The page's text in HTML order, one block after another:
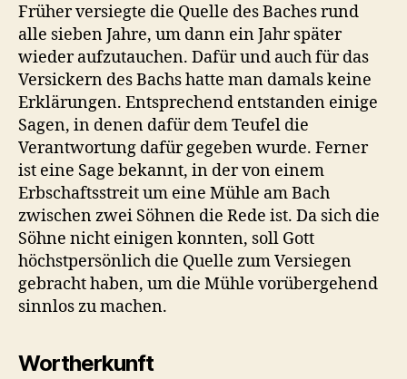
Früher versiegte die Quelle des Baches rund
alle sieben Jahre, um dann ein Jahr später
wieder aufzutauchen. Dafür und auch für das
Versickern des Bachs hatte man damals keine
Erklärungen. Entsprechend entstanden einige
Sagen, in denen dafür dem Teufel die
Verantwortung dafür gegeben wurde. Ferner
ist eine Sage bekannt, in der von einem
Erbschaftsstreit um eine Mühle am Bach
zwischen zwei Söhnen die Rede ist. Da sich die
Söhne nicht einigen konnten, soll Gott
höchstpersönlich die Quelle zum Versiegen
gebracht haben, um die Mühle vorübergehend
sinnlos zu machen.
Wortherkunft